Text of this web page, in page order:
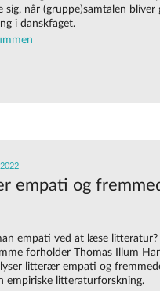
sig, når (gruppe)samtalen
i danskfaget.
empati og
empati ved at læse litteratur?
forholder Thomas Illum
litterær empati og
empiriske litteraturforskning.